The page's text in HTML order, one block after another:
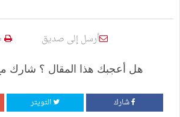
أرسل إلى صديق
هل أعجبك هذا المقال ؟ شارك
شارك التويتر